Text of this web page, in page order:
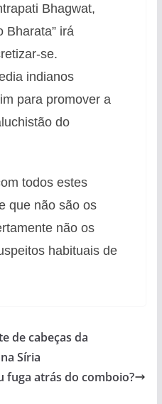
Bhagwat,
Bharata” irá
se.
indianos
para promover a
do
todos estes
que não são os
não os
habituais de
de cabeças da
Síria
fuga atrás do comboio?